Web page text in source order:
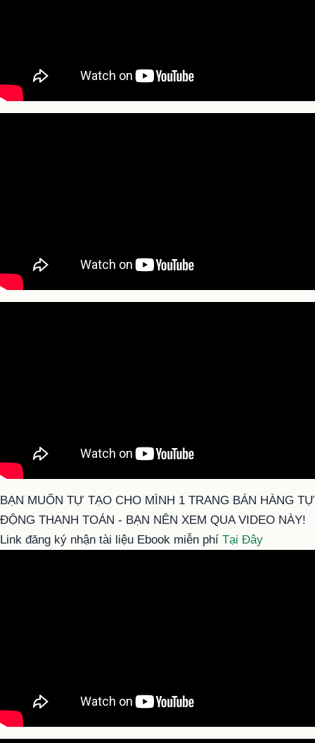
BẠN MUỐN TỰ TẠO CHO MÌNH 1 TRANG BÁN HÀNG TỰ
ĐỘNG THANH TOÁN - BẠN NÊN XEM QUA VIDEO NÀY!
Link đăng ký nhận tài liệu Ebook miễn phí Tại Đây